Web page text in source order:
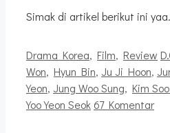
Simak di artikel berikut ini
Kategori
Drama Korea, Film, Review
Won, Hyun Bin, Ju Ji Hoon,
Yeon, Jung Woo Sung, Kim
Yoo Yeon Seok 67 Komentar